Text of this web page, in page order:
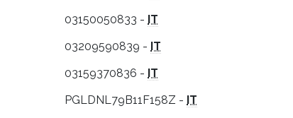
03150050833 - IT
03209590839 - IT
03159370836 - IT
PGLDNL79B11F158Z - IT